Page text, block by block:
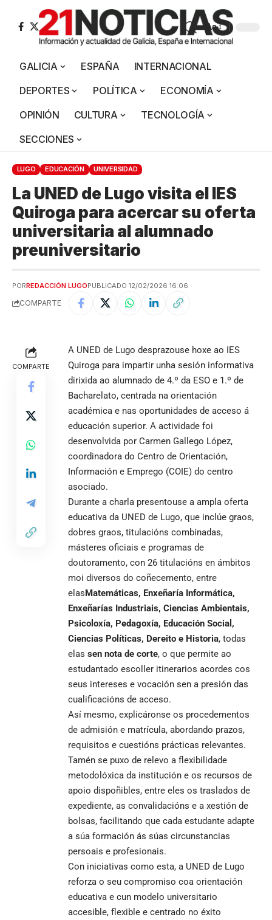
Aa
GALICIA ESPAÑA
INTERNACIONAL
DEPORTES
POLÍTICA
ECONOMÍA
OPINIÓN
CULTURA
TECNOLOGÍA
SECCIONES
LUGO EDUCACIÓN UNIVERSIDAD
La UNED de Lugo visita el IES
Quiroga para acercar su oferta
universitaria al alumnado
preuniversitario
PORREDACCIÓN LUGOPUBLICADO 12/02/2026 16:06
COMPARTE
COMPARTE
A UNED de Lugo desprazouse hoxe ao IES
Quiroga para impartir unha sesión informativa
dirixida ao alumnado de 4.º da ESO e 1.º de
Bacharelato, centrada na orientación
académica e nas oportunidades de acceso á
educación superior. A actividade foi
desenvolvida por Carmen Gallego López,
coordinadora do Centro de Orientación,
Información e Emprego (COIE) do centro
asociado.
Durante a charla presentouse a ampla oferta
educativa da UNED de Lugo, que inclúe graos,
dobres graos, titulacións combinadas,
másteres oficiais e programas de
doutoramento, con 26 titulacións en ámbitos
moi diversos do coñecemento, entre
elasMatemáticas, Enxeñaría Informática,
Enxeñarías Industriais, Ciencias Ambientais,
Psicoloxía, Pedagoxía, Educación Social,
Ciencias Políticas, Dereito e Historia, todas
elas sen nota de corte, o que permite ao
estudantado escoller itinerarios acordes cos
seus intereses e vocación sen a presión das
cualificacións de acceso.
Así mesmo, explicáronse os procedementos
de admisión e matrícula, abordando prazos,
requisitos e cuestións prácticas relevantes.
Tamén se puxo de relevo a flexibilidade
metodolóxica da institución e os recursos de
apoio dispoñibles, entre eles os traslados de
expediente, as convalidacións e a xestión de
bolsas, facilitando que cada estudante adapte
a súa formación ás súas circunstancias
persoais e profesionais.
Con iniciativas como esta, a UNED de Lugo
reforza o seu compromiso coa orientación
educativa e cun modelo universitario
accesible, flexible e centrado no éxito